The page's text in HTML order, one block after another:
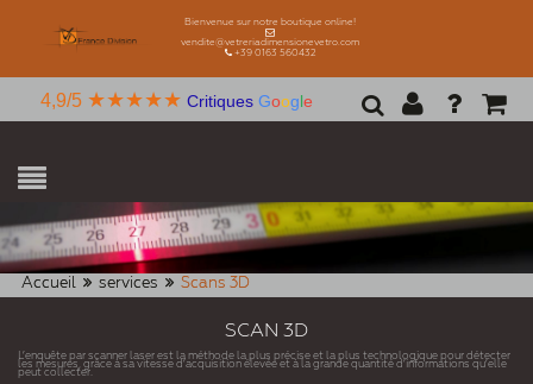
Bienvenue sur notre boutique online!
vendite@vetreriadimensionevetro.com
+39 0163 560432
4,9/5 ★★★★★ Critiques Google
Accueil services Scans 3D
SCAN 3D
L’enquête par scanner laser est la méthode la plus précise et la plus technologique pour détecter
les mesures, grâce à sa vitesse d’acquisition élevée et à la grande quantité d’informations qu’elle
peut collecter.